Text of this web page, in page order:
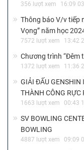
356 lượt xem 16:09
Thông báo V/v tiếp
Vọng” năm học
7572 lượt xem 13:42
Chương trình “Đêm
1372 lượt xem 11:36
GIẢI ĐẤU GENSHIN
THÀNH CÔNG RỰC
1663 lượt xem 00:43
SV BOWLING
BOWLING
4887 lượt xem 09:09